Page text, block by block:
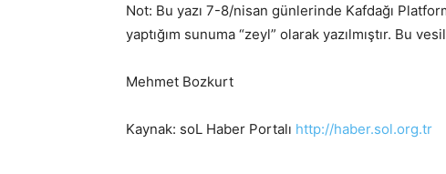
Not: Bu yazı 7-8/nisan günlerinde Kafdağı
yaptığım sunuma “zeyl” olarak yazılmıştır. Bu
Mehmet Bozkurt
Kaynak: soL Haber Portalı http://haber.sol.org.tr